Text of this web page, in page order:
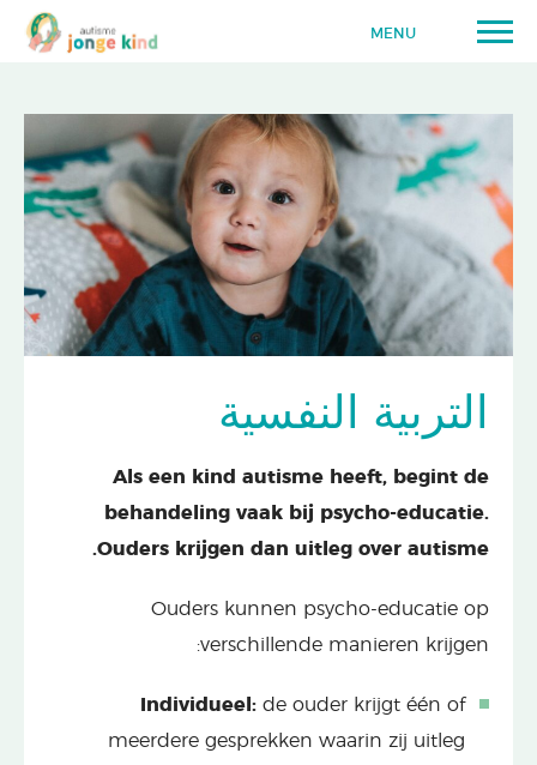
MENU
التربية النفسية
Als een kind autisme heeft, begint de
behandeling vaak bij psycho-educatie.
Ouders krijgen dan uitleg over autisme.
Ouders kunnen psycho-educatie op
verschillende manieren krijgen:
Individueel: de ouder krijgt één of
meerdere gesprekken waarin zij uitleg